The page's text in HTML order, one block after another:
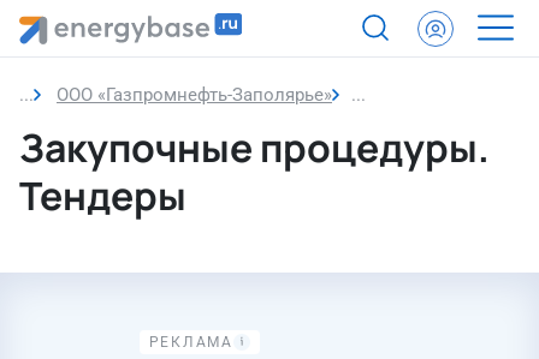
ООО «Газпромнефть-Заполярье» Закупки компании
Закупочные процедуры.
Тендеры